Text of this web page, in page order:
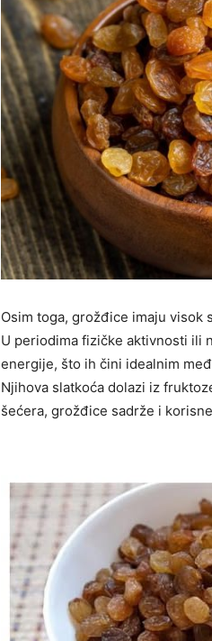
Osim toga, grožđice imaju
U periodima fizičke aktivnosti ili
energije, što ih čini idealnim
Njihova slatkoća dolazi iz
šećera, grožđice sadrže i